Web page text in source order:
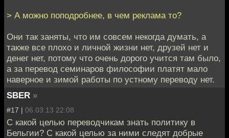
> А можно поподробнее, в чем реклама то?
Они так заняты, что им совсем некогда думать, а
также все плохо и личной жизни нет, друзей нет и
денег нет, потому что очень дорого учится там было,
а за перевод семинаров философии платят мало
наверное и зимой работы по устному переводу нет.
SBER »
#17 | 06.03.13 22:08
С какой целью переводчикам знать политику в
Бельгии? С какой целью за ними следят добрые